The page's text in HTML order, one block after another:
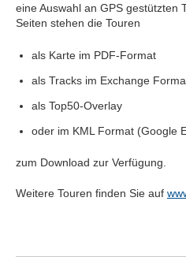
eine Auswahl an GPS gestützten
Seiten stehen die Touren
als Karte im PDF-Format
als Tracks im Exchange
als Top50-Overlay
oder im KML Format (Google
zum Download zur Verfügung.
Weitere Touren finden Sie auf